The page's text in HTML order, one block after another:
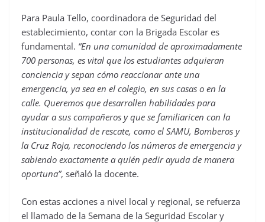
Para Paula Tello, coordinadora de Seguridad del
establecimiento, contar con la Brigada Escolar es
fundamental. “En una comunidad de aproximadamente
700 personas, es vital que los estudiantes adquieran
conciencia y sepan cómo reaccionar ante una
emergencia, ya sea en el colegio, en sus casas o en la
calle. Queremos que desarrollen habilidades para
ayudar a sus compañeros y que se familiaricen con la
institucionalidad de rescate, como el SAMU, Bomberos y
la Cruz Roja, reconociendo los números de emergencia y
sabiendo exactamente a quién pedir ayuda de manera
oportuna”, señaló la docente.
Con estas acciones a nivel local y regional, se refuerza
el llamado de la Semana de la Seguridad Escolar y